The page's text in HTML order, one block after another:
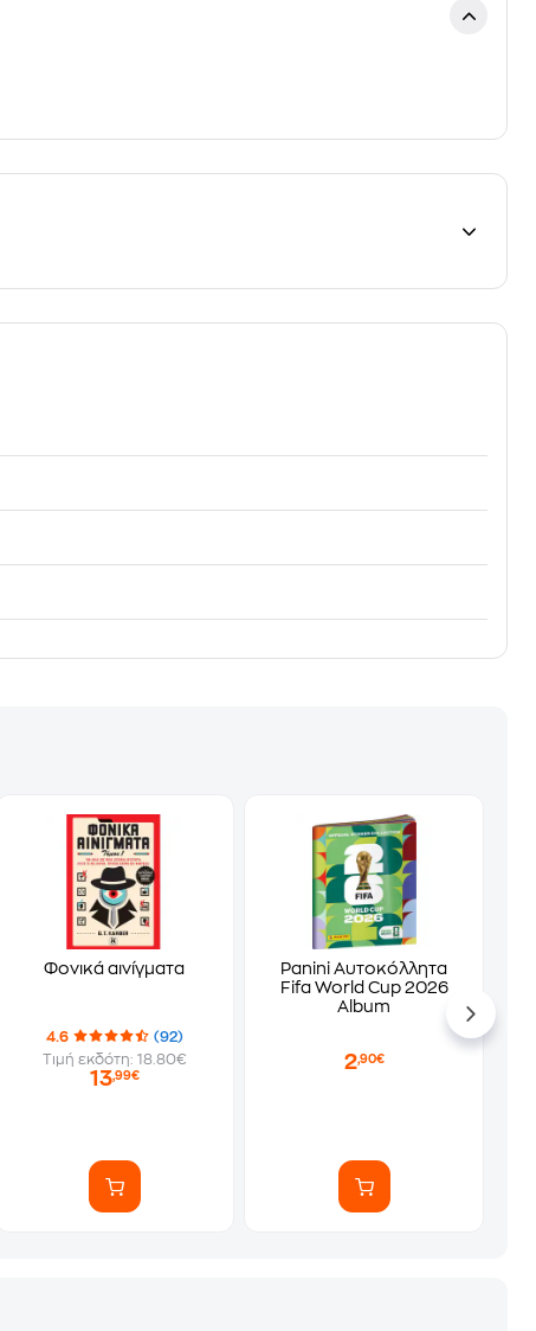
Φονικά αινίγματα
4.6
(92)
Τιμή εκδότη: 18.80€
13,99€
Panini Αυτοκόλλητα
Fifa World Cup 2026
Album
2,90€